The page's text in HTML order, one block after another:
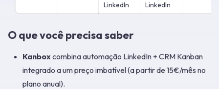
LinkedIn
LinkedIn
O que você precisa saber
Kanboxcombina automação LinkedIn + CRM Kanban
integrado a um preço imbatível (a partir de 15€/mês no
plano anual).